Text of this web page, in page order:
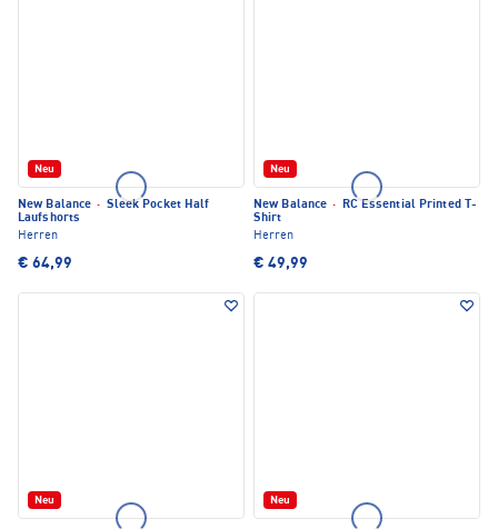
Neu
New Balance · Sleek Pocket Half
Laufshorts
Herren
€ 64,99
Neu
New Balance ·
RC Essential Printed T-
Shirt
Herren
€ 49,99
Neu Neu